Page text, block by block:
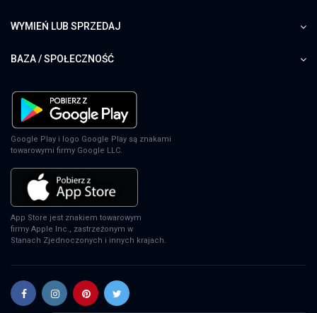
WYMIEŃ LUB SPRZEDAJ
BAZA / SPOŁECZNOŚĆ
Google Play i logo Google Play są znakami
towarowymi firmy Google LLC.
App Store jest znakiem towarowym
firmy Apple Inc., zastrzeżonym w
Stanach Zjednoczonych i innych krajach.